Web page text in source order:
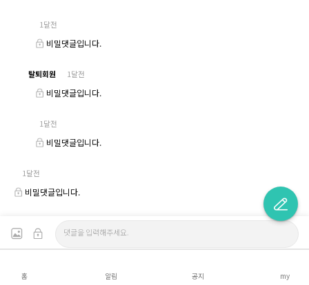
1달전
비밀댓글입니다.
탈퇴회원 1달전
비밀댓글입니다.
1달전
비밀댓글입니다.
1달전
비밀댓글입니다.
홈 알림 공지 my